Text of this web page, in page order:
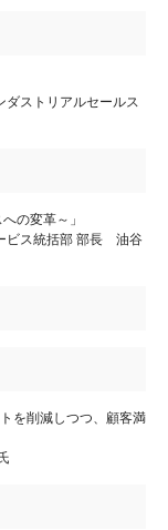
ダストリアルセールス
の変革～」
ビス統括部 部長 油谷
を削減しつつ、顧客満